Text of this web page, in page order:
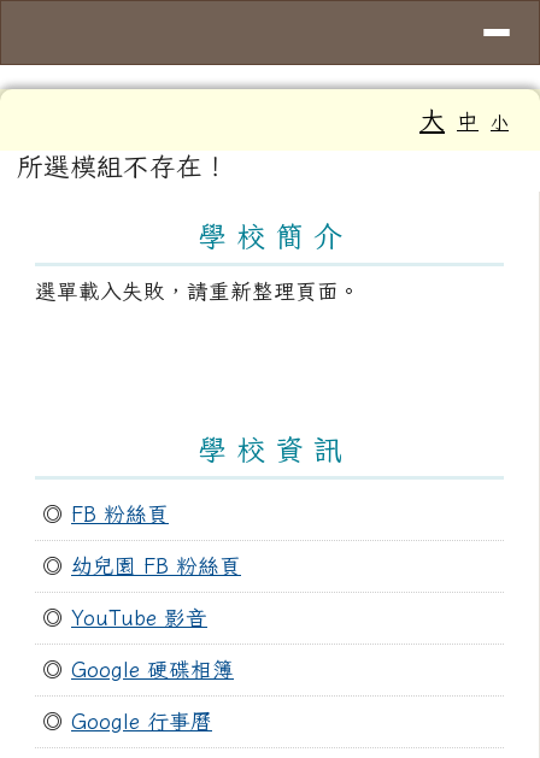
大 中 小
主內容區域
所選模組不存在！
學 校 簡 介
選單載入失敗，請重新整理頁面。
學 校 資 訊
◎ FB 粉絲頁
◎ 幼兒園 FB 粉絲頁
◎ YouTube 影音
◎ Google 硬碟相簿
◎ Google 行事曆
頁尾區域